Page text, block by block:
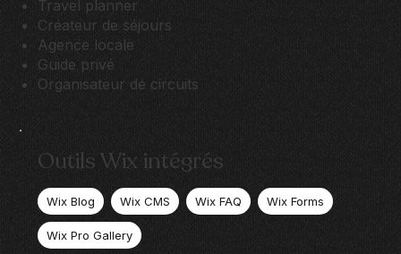
Travel planner
Créateur de séjours
Agence locale
Guide privé
Organisateur de circuits
Outils Wix intégrés
Wix Blog Wix CMS Wix FAQ Wix Forms
Wix Pro Gallery